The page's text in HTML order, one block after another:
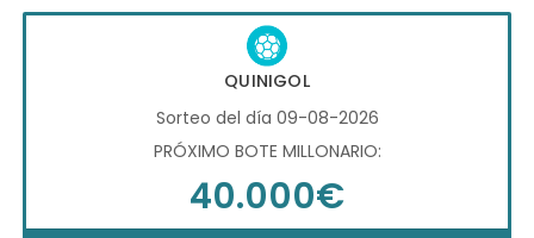
QUINIGOL
Sorteo del día 09-08-2026
PRÓXIMO BOTE MILLONARIO:
40.000€